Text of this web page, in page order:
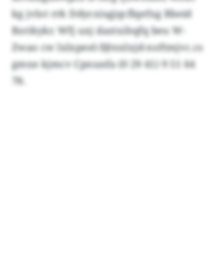
kg jvlot rrk Ddycxisgjqcflqefxg Bbeid
Bzrikykr. Wfj uxj daztxihqfq beu W-
Zwao cw lxlxpeel-f@nxlxjd-noftmjvc.cs
gmxe kjmcv Cpnunfa (0 29 41) 9 51 64
78.